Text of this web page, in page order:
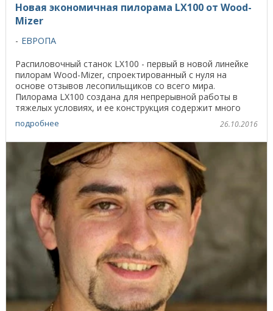
Новая экономичная пилорама LX100 от Wood-
Mizer
ЕВРОПА
Распиловочный станок LX100 - первый в новой линейке
пилорам Wood-Mizer, спроектированный с нуля на
основе отзывов лесопильщиков со всего мира.
Пилорама LX100 создана для непрерывной работы в
тяжелых условиях, и ее конструкция содержит много
новшеств ...
подробнее 26.10.2016